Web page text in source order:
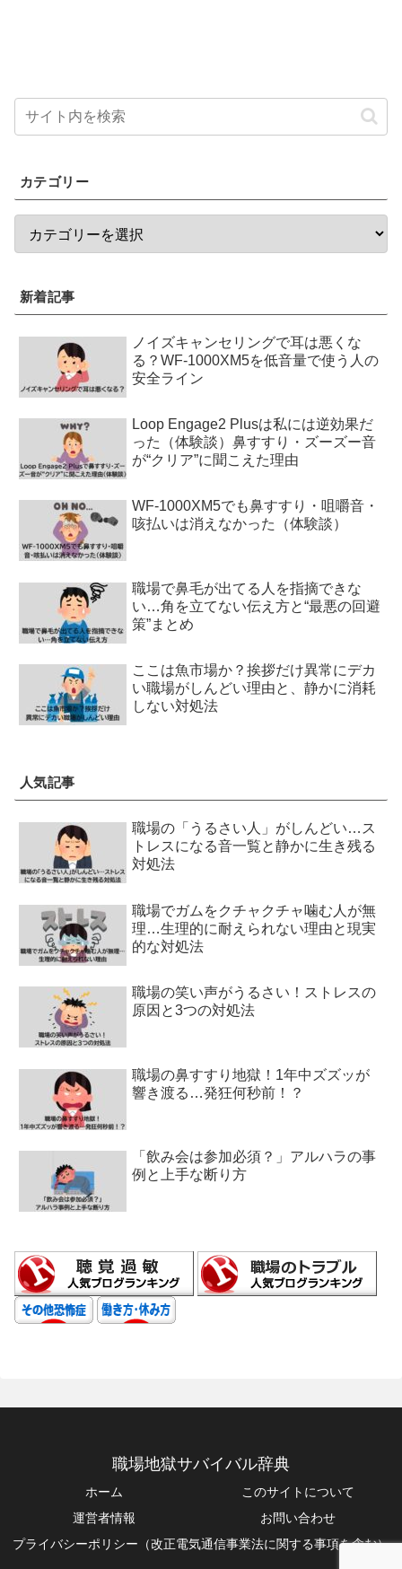
カテゴリー
新着記事
ノイズキャンセリングで耳は悪くな
る？WF-1000XM5を低音量で使う人の
安全ライン
Loop Engage2 Plusは私には逆効果だ
った（体験談）鼻すすり・ズーズー音
が“クリア”に聞こえた理由
WF-1000XM5でも鼻すすり・咀嚼音・
咳払いは消えなかった（体験談）
職場で鼻毛が出てる人を指摘できな
い…角を立てない伝え方と“最悪の回避
策”まとめ
ここは魚市場か？挨拶だけ異常にデカ
い職場がしんどい理由と、静かに消耗
しない対処法
人気記事
職場の「うるさい人」がしんどい…ス
トレスになる音一覧と静かに生き残る
対処法
職場でガムをクチャクチャ噛む人が無
理…生理的に耐えられない理由と現実
的な対処法
職場の笑い声がうるさい！ストレスの
原因と3つの対処法
職場の鼻すすり地獄！1年中ズズッが
響き渡る…発狂何秒前！？
「飲み会は参加必須？」アルハラの事
例と上手な断り方
職場地獄サバイバル辞典
ホーム
このサイトについて
運営者情報
お問い合わせ
プライバシーポリシー（改正電気通信事業法に関する事項を含む）